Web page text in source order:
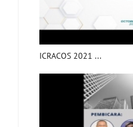
ICRACOS 2021 ...